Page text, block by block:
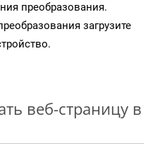
преобразования.
загрузите
веб-страницу в